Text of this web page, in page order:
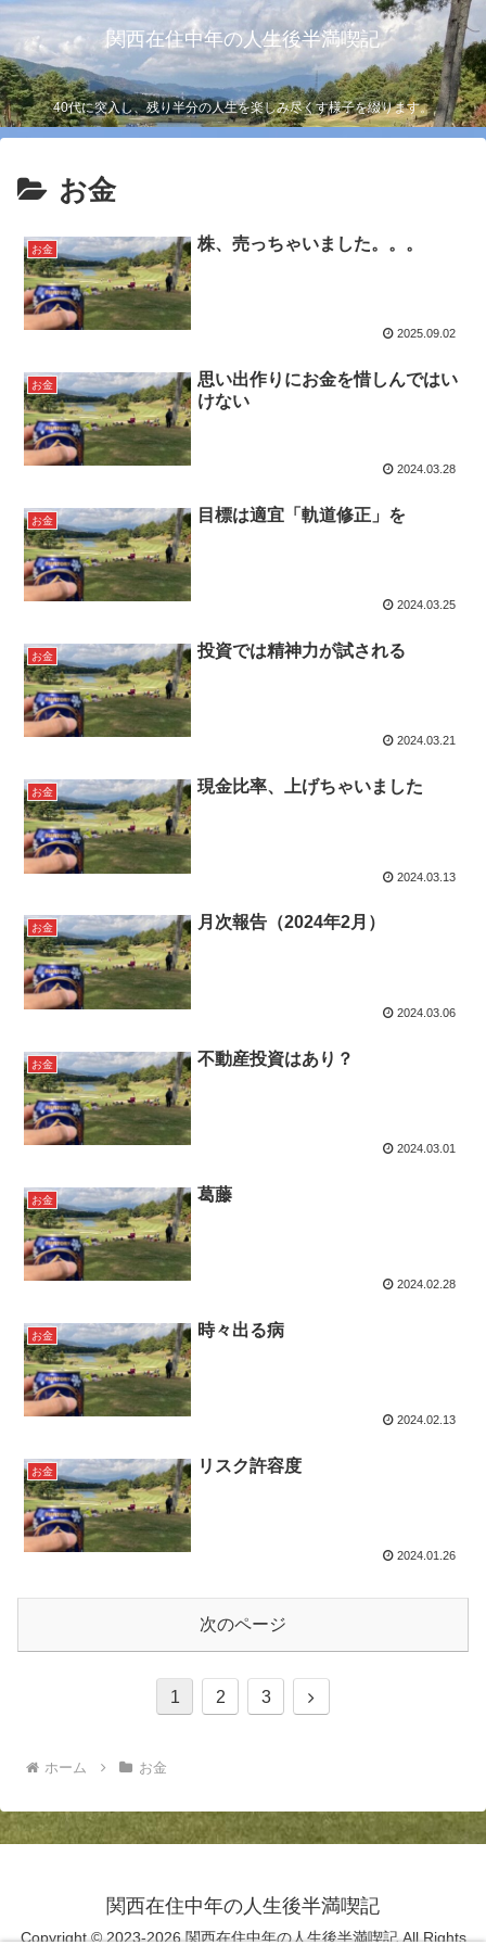
関西在住中年の人生後半満喫記
40代に突入し、残り半分の人生を楽しみ尽くす様子を綴ります。
お金
お金 株、売っちゃいました。。。
2025.09.02
お金
思い出作りにお金を惜しんではい
けない
2024.03.28
お金 目標は適宜「軌道修正」を
2024.03.25
お金 投資では精神力が試される
2024.03.21
お金 現金比率、上げちゃいました
2024.03.13
お金 月次報告（2024年2月）
2024.03.06
お金 不動産投資はあり？
2024.03.01
お金 葛藤
2024.02.28
お金 時々出る病
2024.02.13
お金 リスク許容度
2024.01.26
次のページ
1 2 3
ホーム お金
関西在住中年の人生後半満喫記
Copyright © 2023-2026 関西在住中年の人生後半満喫記 All Rights